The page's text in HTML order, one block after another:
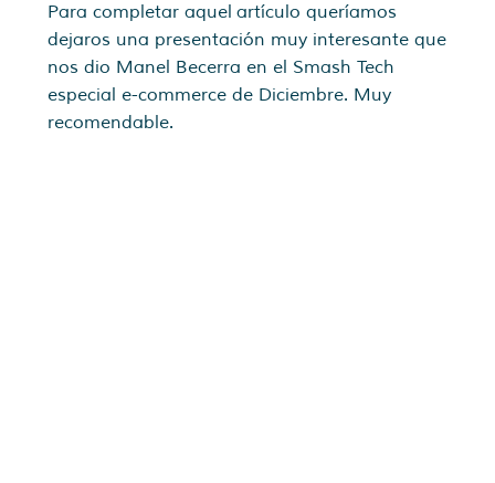
Para completar aquel artículo queríamos
dejaros una presentación muy interesante que
nos dio Manel Becerra en el Smash Tech
especial e-commerce de Diciembre. Muy
recomendable.